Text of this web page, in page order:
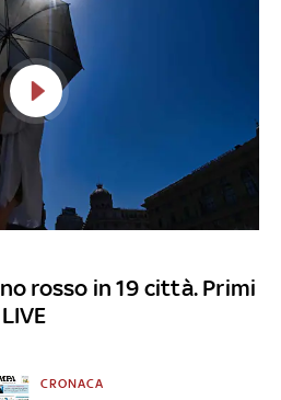
rosso in 19 città. Primi
CRONACA